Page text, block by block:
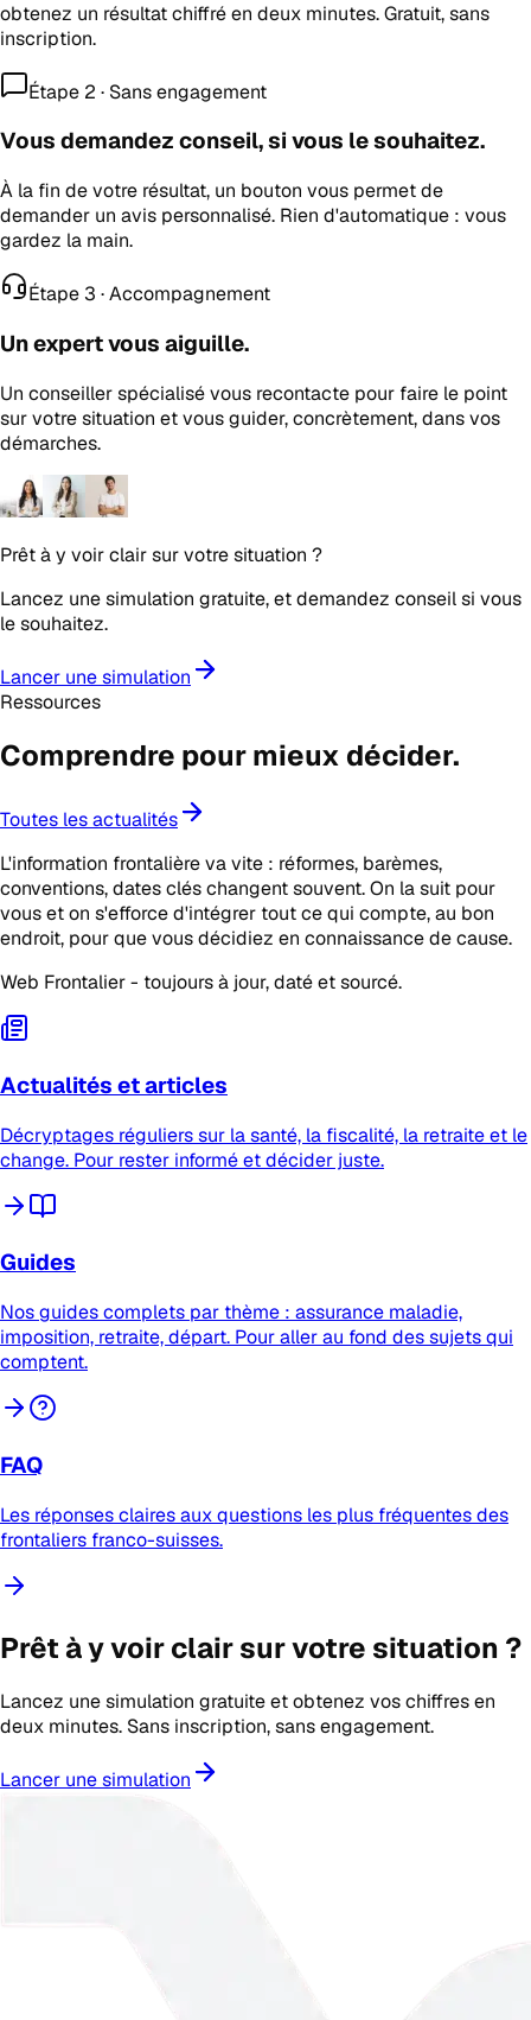
obtenez un résultat chiffré en deux minutes. Gratuit, sans
inscription.
Étape 2 · Sans engagement
Vous demandez conseil, si vous le souhaitez.
À la fin de votre résultat, un bouton vous permet de
demander un avis personnalisé. Rien d'automatique : vous
gardez la main.
Étape 3 · Accompagnement
Un expert vous aiguille.
Un conseiller spécialisé vous recontacte pour faire le point
sur votre situation et vous guider, concrètement, dans vos
démarches.
Prêt à y voir clair sur votre situation ?
Lancez une simulation gratuite, et demandez conseil si vous
le souhaitez.
Lancer une simulation
Ressources
Comprendre pour mieux décider.
Toutes les actualités
L'information frontalière va vite : réformes, barèmes,
conventions, dates clés changent souvent. On la suit pour
vous et on s'efforce d'intégrer tout ce qui compte, au bon
endroit, pour que vous décidiez en connaissance de cause.
Web Frontalier - toujours à jour, daté et sourcé.
Actualités et articles
Décryptages réguliers sur la santé, la fiscalité, la retraite et le
change. Pour rester informé et décider juste.
Guides
Nos guides complets par thème : assurance maladie,
imposition, retraite, départ. Pour aller au fond des sujets qui
comptent.
FAQ
Les réponses claires aux questions les plus fréquentes des
frontaliers franco-suisses.
Prêt à y voir clair sur votre situation ?
Lancez une simulation gratuite et obtenez vos chiffres en
deux minutes. Sans inscription, sans engagement.
Lancer une simulation